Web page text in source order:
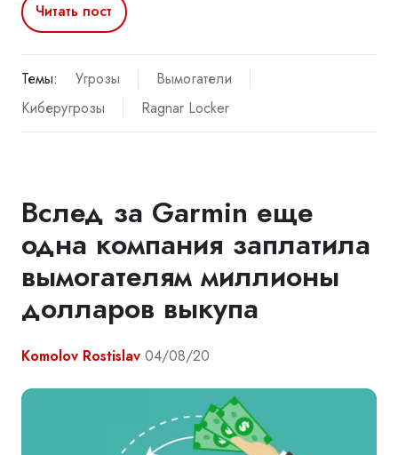
Читать пост
Темы: Угрозы
Вымогатели
Киберугрозы
Ragnar Locker
Вслед за Garmin еще
одна компания заплатила
вымогателям миллионы
долларов выкупа
Komolov Rostislav 04/08/20